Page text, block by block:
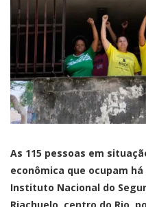
As 115 pessoas em
econômica que ocupam
Instituto Nacional do